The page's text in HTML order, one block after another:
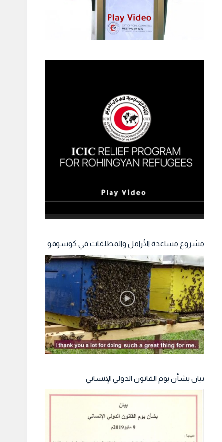
مشروع مساعدة الأرامل والمطلقات في كوسوفو
بيان بشأن يوم القانون الدولي الإنساني